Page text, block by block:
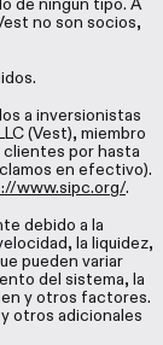
de ningún tipo. A
no son socios,
a inversionistas
(Vest), miembro
clientes por hasta
en efectivo).
www.sipc.org/.
debido a la
la liquidez,
pueden variar
del sistema, la
y otros factores.
otros adicionales